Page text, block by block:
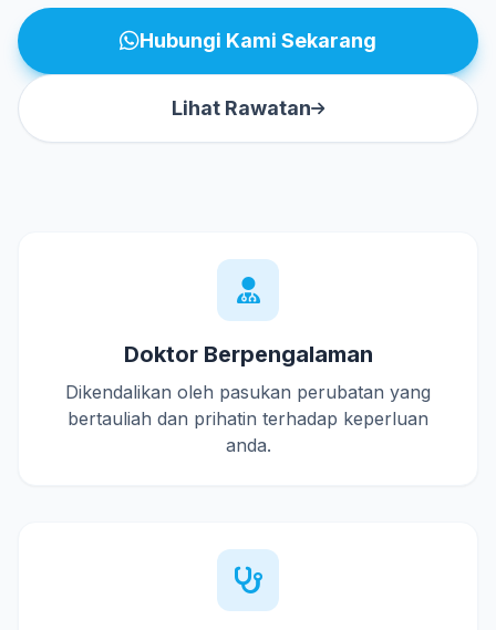
Hubungi Kami Sekarang
Lihat Rawatan
Doktor Berpengalaman
Dikendalikan oleh pasukan perubatan yang
bertauliah dan prihatin terhadap keperluan
anda.